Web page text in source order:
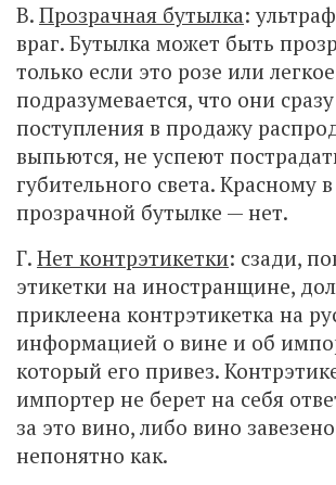
В. Прозрачная бутылка:
враг. Бутылка может быть
только если это розе или
подразумевается, что они
поступления в продажу
выпьются, не успеют
губительного света. Красному в
прозрачной бутылке — нет.
Г. Нет контрэтикетки: сзади,
этикетки на иностранщине,
приклеена контрэтикетка на
информацией о вине и об
который его привез.
импортер не берет на себя
за это вино, либо вино
непонятно как.